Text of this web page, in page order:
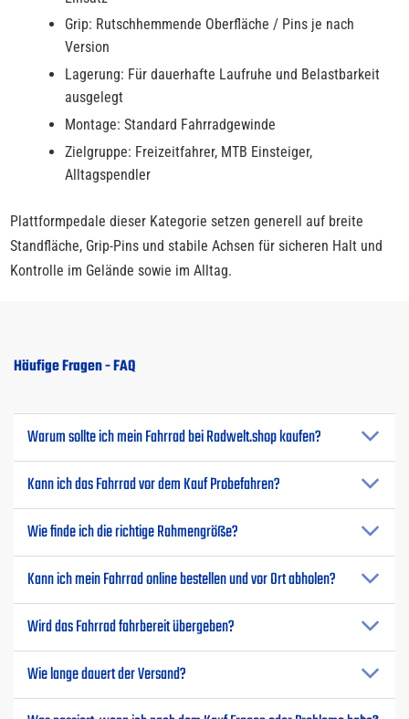
Grip: Rutschhemmende Oberfläche / Pins je nach
Version
Lagerung: Für dauerhafte Laufruhe und Belastbarkeit
ausgelegt
Montage: Standard Fahrradgewinde
Zielgruppe: Freizeitfahrer, MTB Einsteiger,
Alltagspendler
Plattformpedale dieser Kategorie setzen generell auf breite
Standfläche, Grip-Pins und stabile Achsen für sicheren Halt und
Kontrolle im Gelände sowie im Alltag.
Häufige Fragen - FAQ
Warum sollte ich mein Fahrrad bei Radwelt.shop kaufen?
Kann ich das Fahrrad vor dem Kauf Probefahren?
Wie finde ich die richtige Rahmengröße?
Kann ich mein Fahrrad online bestellen und vor Ort abholen?
Wird das Fahrrad fahrbereit übergeben?
Wie lange dauert der Versand?